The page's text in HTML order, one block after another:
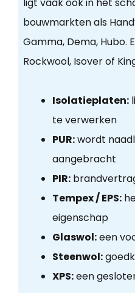
ligt vaak ook in het
bouwmarkten als
Gamma, Dema, Hubo.
Rockwool, Isover of
Isolatieplaten:
te verwerken
PUR:wordt
aangebracht
PIR:
Tempex / EPS:
eigenschap
Glaswol:een
Steenwol:
XPS:een